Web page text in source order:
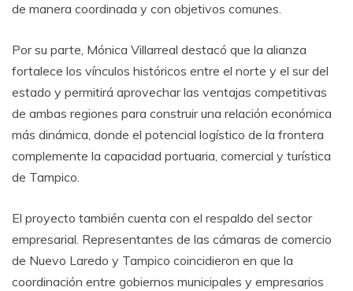
de manera coordinada y con objetivos comunes.
Por su parte, Mónica Villarreal destacó que la alianza
fortalece los vínculos históricos entre el norte y el sur del
estado y permitirá aprovechar las ventajas competitivas
de ambas regiones para construir una relación económica
más dinámica, donde el potencial logístico de la frontera
complemente la capacidad portuaria, comercial y turística
de Tampico.
El proyecto también cuenta con el respaldo del sector
empresarial. Representantes de las cámaras de comercio
de Nuevo Laredo y Tampico coincidieron en que la
coordinación entre gobiernos municipales y empresarios